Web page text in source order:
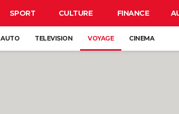
SPORT CULTURE FINANCE
AUTO TELEVISION VOYAGE CINEMA